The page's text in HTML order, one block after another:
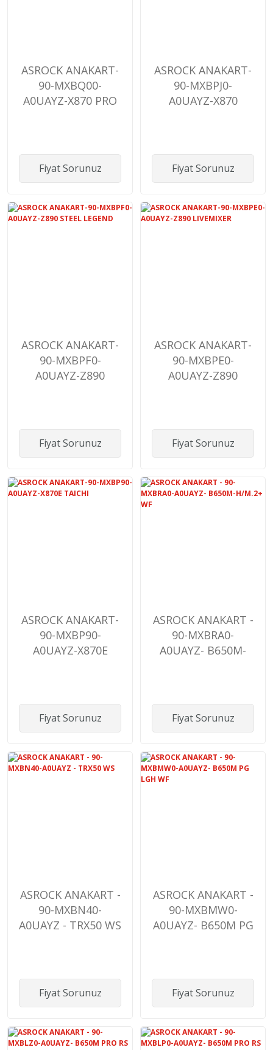
ASROCK ANAKART-
90-MXBQ00-
A0UAYZ-X870 PRO
Fiyat Sorunuz
ASROCK ANAKART-
90-MXBPJ0-
A0UAYZ-X870
Fiyat Sorunuz
ASROCK ANAKART-
90-MXBPF0-
A0UAYZ-Z890
Fiyat Sorunuz
ASROCK ANAKART-
90-MXBPE0-
A0UAYZ-Z890
Fiyat Sorunuz
ASROCK ANAKART-
90-MXBP90-
A0UAYZ-X870E
Fiyat Sorunuz
ASROCK ANAKART -
90-MXBRA0-
A0UAYZ- B650M-
Fiyat Sorunuz
ASROCK ANAKART -
90-MXBN40-
A0UAYZ - TRX50 WS
Fiyat Sorunuz
ASROCK ANAKART -
90-MXBMW0-
A0UAYZ- B650M PG
Fiyat Sorunuz